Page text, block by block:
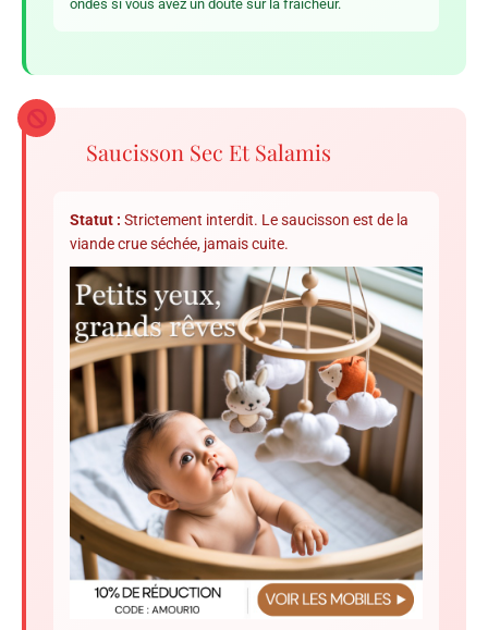
ondes si vous avez un doute sur la fraîcheur.
Saucisson Sec Et Salamis
Statut : Strictement interdit. Le saucisson est de la
viande crue séchée, jamais cuite.